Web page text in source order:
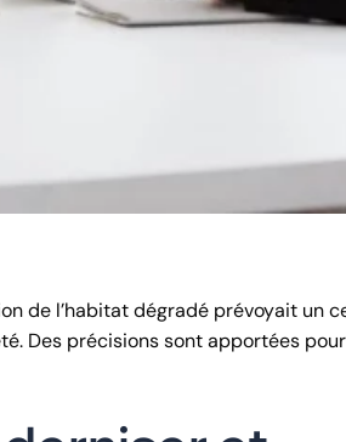
de l’habitat dégradé prévoyait un
Des précisions sont apportées